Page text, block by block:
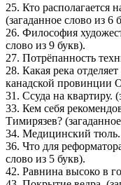
25. Кто располагается
(загаданное слово из 6
26. Философия
слово из 9 букв).
27. Потрёпанность
28. Какая река
канадской провинции
31. Ссуда на квартиру.
33. Кем себя
Тимирязев?
34. Медицинский тюль.
36. Что для
слово из 5 букв).
42. Равнина высоко в